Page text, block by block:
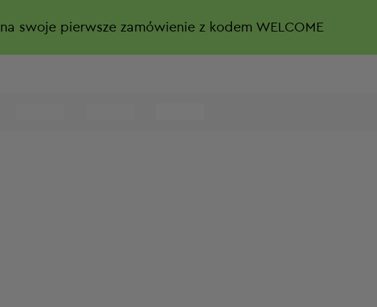
na swoje pierwsze zamówienie z kodem WELCOME